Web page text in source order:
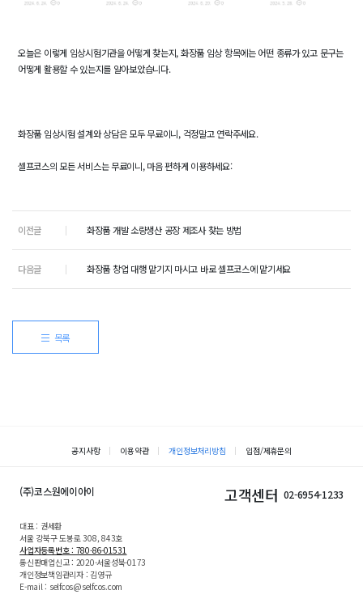
오늘은 이렇게 임상시험기관을 어떻게 찾는지, 화장품 임상 항목에는 어떤 종류가 있고 문구는
어떻게 활용할 수 있는지를 알아보았습니다.
화장품 임상시험 설계와 상담은 모두 무료이니, 걱정말고 연락주세요.
셀프코스의 모든 서비스는 무료이니, 마음 편하게 이용하세요:
이전글 화장품 개발 소량생산 공장 제조사 찾는 방법
다음글 화장품 창업 대행 맡기지 마시고 바로 셀프코스에 맡기세요
목록
공지사항 이용약관 개인정보처리방침 입점/제휴문의
(주)코스원에이아이
대표 : 권세환
서울 강북구 도봉로 308, 843호
사업자등록번호 : 780-86-01531
통신판매업신고 : 2020-서울성북-0173
개인정보책임관리자 : 김영규
E-mail : selfcos@selfcos.com
고객센터 02-6954-1233